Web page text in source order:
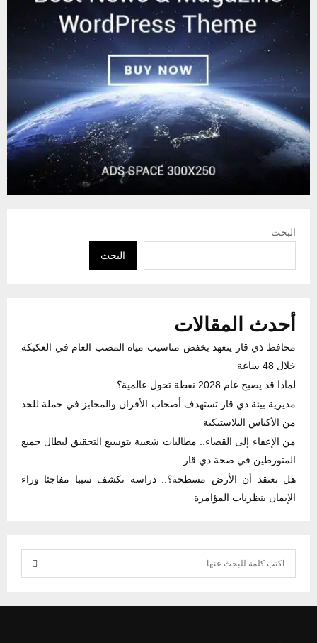
البحث
البحث
أحدث المقالات
محافظ ذي قار يتعهد بخفض مناسيب مياه المصب العام في العكيكة
خلال 48 ساعة
لماذا قد يصبح عام 2028 نقطة تحول عالمية؟
مديرية بيئة ذي قار تستهدف أصحاب الأفران والمخابز في حملة للحد
من الأكياس البلاستيكية
من الإعفاء إلى القضاء.. مطالبات شعبية بتوسيع التحقيق ليطال جميع
المتورطين في صحة ذي قار
هل تعتقد أن الأرض مسطحة؟.. دراسة تكشف سببا مفاجئا وراء
الإيمان بنظريات المؤامرة
e